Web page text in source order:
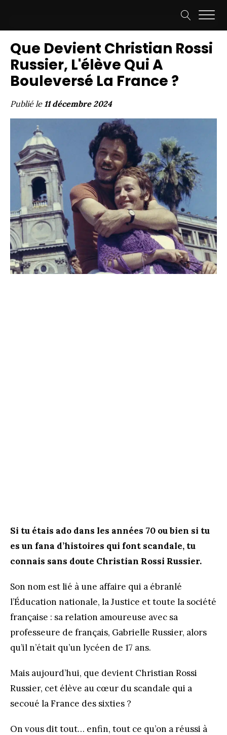
Que Devient Christian Rossi
Russier, L'élève Qui A
Bouleversé La France ?
Publié le 11 décembre 2024
Si tu étais ado dans les années 70 ou bien si tu
es un fana d’histoires qui font scandale, tu
connais sans doute Christian Rossi Russier.
Son nom est lié à une affaire qui a ébranlé
l’Éducation nationale, la Justice et toute la société
française : sa relation amoureuse avec sa
professeure de français, Gabrielle Russier, alors
qu’il n’était qu’un lycéen de 17 ans.
Mais aujourd’hui, que devient Christian Rossi
Russier, cet élève au cœur du scandale qui a
secoué la France des sixties ?
On vous dit tout… enfin, tout ce qu’on a réussi à